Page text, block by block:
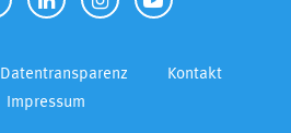
Datentransparenz
Kontakt
Impressum